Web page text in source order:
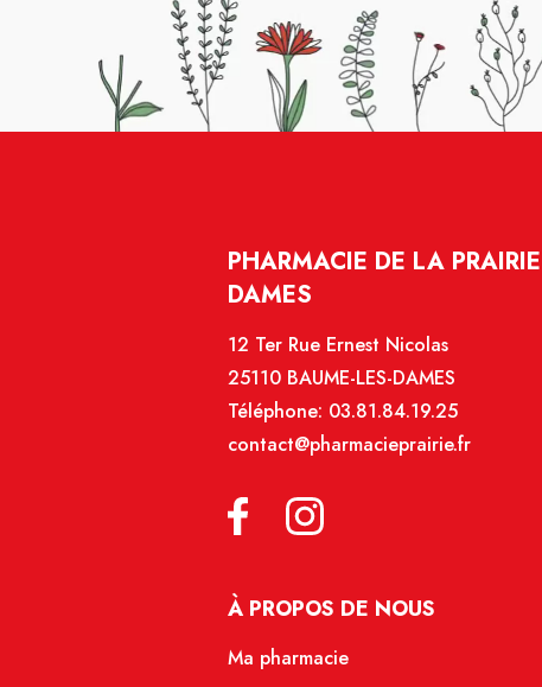
PHARMACIE DE LA
DAMES
12 Ter Rue Ernest Nicolas
25110 BAUME-LES-DAMES
Téléphone: 03.81.84.19.25
contact@pharmacieprairie.fr
À PROPOS DE NOUS
Ma pharmacie